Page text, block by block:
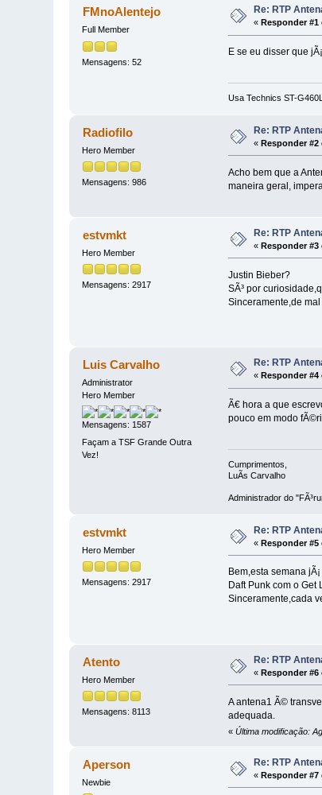
FMnoAlentejo
Full Member
Mensagens: 52
Re: RTP
« Responder #1
E se eu disser que
Usa Technics ST-
Radiofilo
Hero Member
Mensagens: 986
Re: RTP
«Responder #2
Acho bem que a
maneira geral,
estvmkt
Hero Member
Mensagens: 2917
Re: RTP
«Responder #3
Justin Bieber?
SÃ³ por
Sinceramente,de mal
Luis Carvalho
Administrator
Hero Member
Mensagens: 1587
Façam a TSF Grande Outra
Vez!
Re: RTP
«Responder #4
Ã€ hora a que
pouco em modo
Cumprimentos,
LuÃ­s Carvalho
Administrador do
estvmkt
Hero Member
Mensagens: 2917
Re: RTP
«Responder #5
Bem,esta semana
Daft Punk com o
Sinceramente,cada
Atento
Hero Member
Mensagens: 8113
Re: RTP
«Responder #6
A antena1 Ã©
adequada.
« Última modificação:
Aperson
Newbie
Re: RTP
«Responder #7